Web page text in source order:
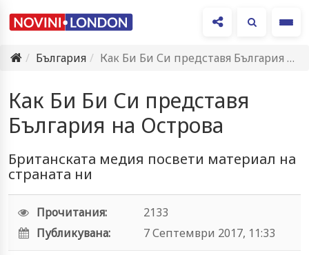
България
Как Би Би Си представя България на Острова
Как Би Би Си представя
България на Острова
Британската медия посвети материал на
страната ни
Прочитания:
2133
Публикувана:
7 Септември 2017, 11:33